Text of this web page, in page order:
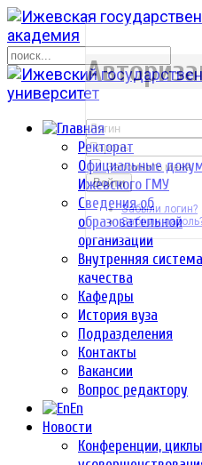
Ректорат
Официальные
Ижевского ГМУ
Сведения об
образовательной
организации
Внутренняя
качества
Кафедры
История вуза
Подразделения
Контакты
Вакансии
Вопрос редактору
En
Новости
Конференции, циклы
р
Запомнить меня
Войти
Забыли логин?
Забыли